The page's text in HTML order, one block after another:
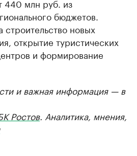
440 млн руб. из
бюджетов.
строительство новых
открытие туристических
и формирование
и важная информация — в
Ростов. Аналитика, мнения,